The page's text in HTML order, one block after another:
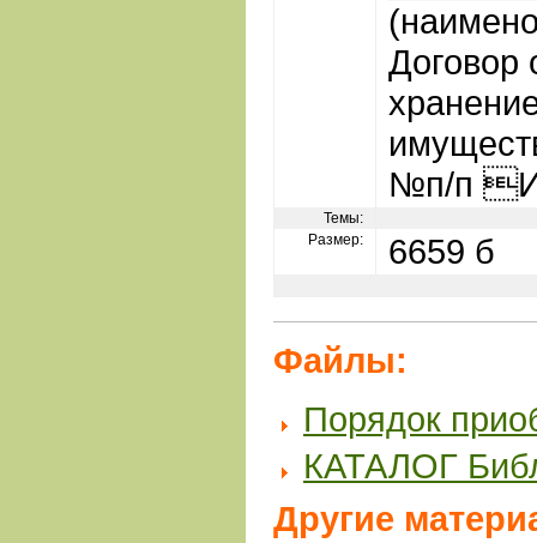
Договор
№п/п
Темы:
Размер:
6659 б
Файлы:
Порядок
КАТАЛОГ
Другие